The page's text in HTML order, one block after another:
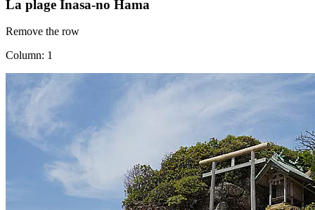
La plage Inasa-no Hama
Remove the row
Column: 1